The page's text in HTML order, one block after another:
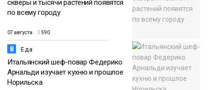
скверы и тысячи растений появятся
по всему городу
07 августа 590
8 Еда
Итальянский шеф-повар Федерико
Арнальди изучает кухню и прошлое
Норильска